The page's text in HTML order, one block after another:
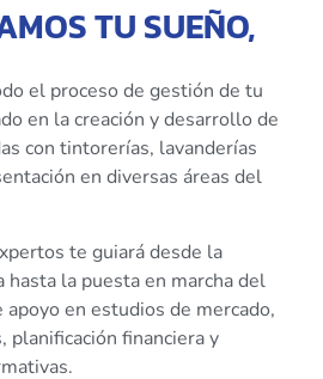
TU SUEÑO,
el proceso de gestión de tu
en la creación y desarrollo de
con tintorerías, lavanderías
en diversas áreas del
te guiará desde la
hasta la puesta en marcha del
en estudios de mercado,
planificación financiera y